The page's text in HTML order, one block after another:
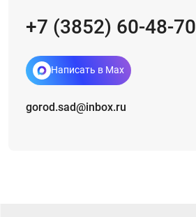
+7 (3852) 60-48-70
Написать в Max
gorod.sad@inbox.ru